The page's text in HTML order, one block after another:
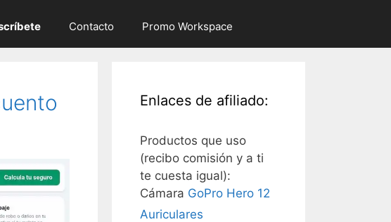
Contacto Promo Workspace
Enlaces de afiliado:
Productos que uso
(recibo comisión y a ti
te cuesta igual):
Cámara GoPro Hero 12
Auriculares